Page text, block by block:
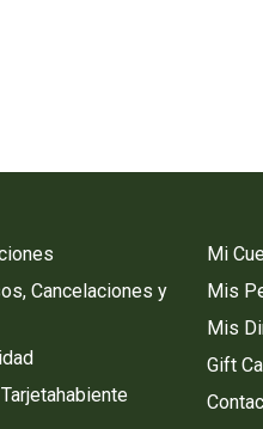
Cancelaciones y
Mi
Mis
Mis
Gift